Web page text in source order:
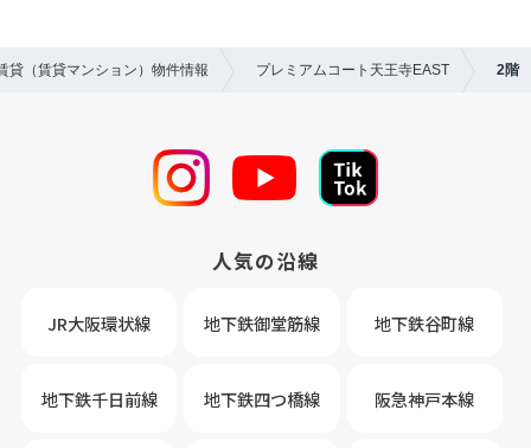
貸（賃貸マンション）物件情報 プレミアムコート天王寺EAST 2階
人気の沿線
JR大阪環状線 地下鉄御堂筋線 地下鉄谷町線
地下鉄千日前線 地下鉄四つ橋線 阪急神戸本線